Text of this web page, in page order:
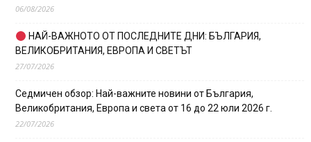
06/08/2026
НАЙ-ВАЖНОТО ОТ ПОСЛЕДНИТЕ ДНИ: БЪЛГАРИЯ,
ВЕЛИКОБРИТАНИЯ, ЕВРОПА И СВЕТЪТ
27/07/2026
Седмичен обзор: Най-важните новини от България,
Великобритания, Европа и света от 16 до 22 юли 2026 г.
22/07/2026